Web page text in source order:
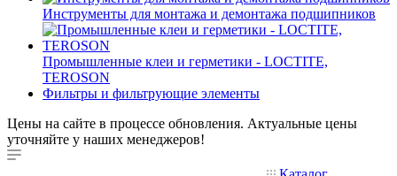
Инструменты для монтажа и демонтажа подшипников
Промышленные клеи и герметики - LOCTITE,
TEROSON
Фильтры и фильтрующие элементы
Цены на сайте в процессе обновления. Актуальные цены
уточняйте у наших менеджеров!